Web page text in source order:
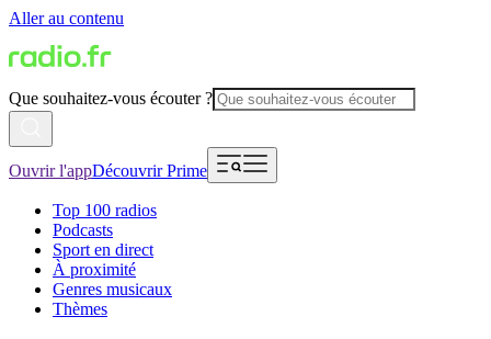
Aller au contenu
Que souhaitez-vous écouter ?
Ouvrir l'appDécouvrir Prime
Top 100 radios
Podcasts
Sport en direct
À proximité
Genres musicaux
Thèmes